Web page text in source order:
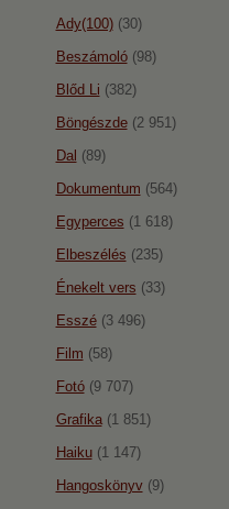
Ady(100)(30)
Beszámoló(98)
Blőd Li (382)
Böngészde(2 951)
Dal (89)
Dokumentum (564)
Egyperces (1 618)
Elbeszélés (235)
Énekelt vers (33)
Esszé(3 496)
Film (58)
Fotó(9 707)
Grafika(1 851)
Haiku(1 147)
Hangoskönyv(9)